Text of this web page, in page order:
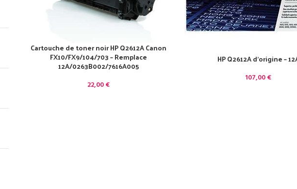
Cartouche de toner noir HP Q2612A Canon
FX10/FX9/104/703 – Remplace
12A/0263B002/7616A005
22,00€
HP Q2612A d’origine –
107,00€